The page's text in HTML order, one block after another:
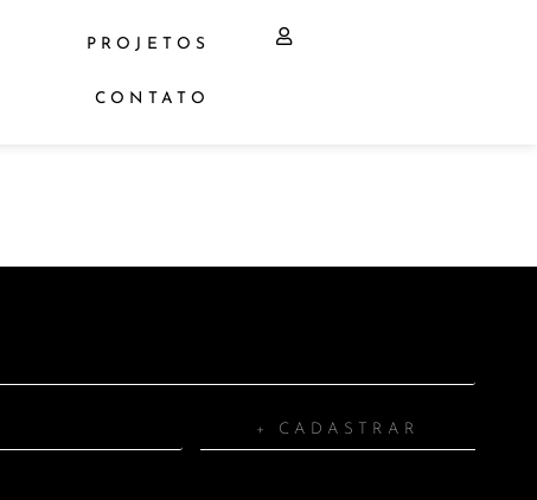
PROJETOS
CONTATO
+ CADASTRAR